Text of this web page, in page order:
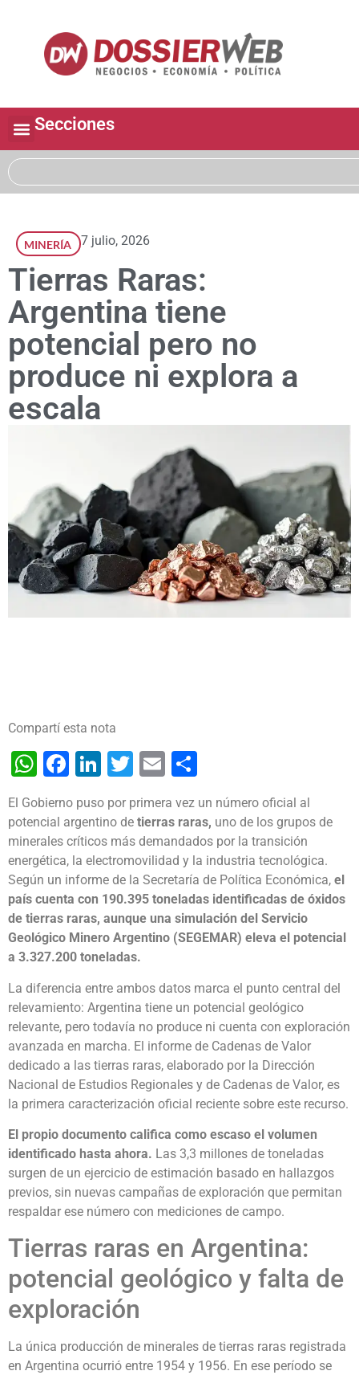
Secciones
MINERÍA 7 julio, 2026
Tierras Raras:
Argentina tiene
potencial pero no
produce ni explora a
escala
Compartí esta nota
WhatsApp
Facebook
LinkedIn
Twitter
Email
El Gobierno puso por primera vez un número oficial al
potencial argentino de tierras raras, uno de los grupos de
minerales críticos más demandados por la transición
energética, la electromovilidad y la industria tecnológica.
Según un informe de la Secretaría de Política Económica, el
país cuenta con 190.395 toneladas identificadas de óxidos
de tierras raras, aunque una simulación del Servicio
Geológico Minero Argentino (SEGEMAR) eleva el potencial
a 3.327.200 toneladas.
La diferencia entre ambos datos marca el punto central del
relevamiento: Argentina tiene un potencial geológico
relevante, pero todavía no produce ni cuenta con exploración
avanzada en marcha. El informe de Cadenas de Valor
dedicado a las tierras raras, elaborado por la Dirección
Nacional de Estudios Regionales y de Cadenas de Valor, es
la primera caracterización oficial reciente sobre este recurso.
El propio documento califica como escaso el volumen
identificado hasta ahora. Las 3,3 millones de toneladas
surgen de un ejercicio de estimación basado en hallazgos
previos, sin nuevas campañas de exploración que permitan
respaldar ese número con mediciones de campo.
Tierras raras en Argentina:
potencial geológico y falta de
exploración
La única producción de minerales de tierras raras registrada
en Argentina ocurrió entre 1954 y 1956. En ese período se